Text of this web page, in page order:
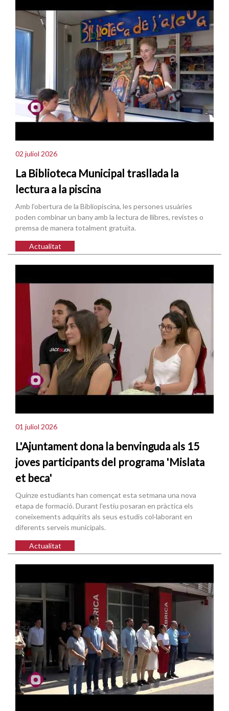
02 juliol 2026
La Biblioteca Municipal trasllada la
lectura a la piscina
Amb l’obertura de la Bibliopiscina, les persones usuàries
poden combinar un bany amb la lectura de llibres, revistes o
premsa de manera totalment gratuïta.
Actualitat
01 juliol 2026
L'Ajuntament dona la benvinguda als 15
joves participants del programa 'Mislata
et beca'
Quinze estudiants han començat esta setmana una nova
etapa de formació. Durant l'estiu posaran en pràctica els
coneixements adquirits als seus estudis col·laborant en
diferents serveis municipals.
Actualitat